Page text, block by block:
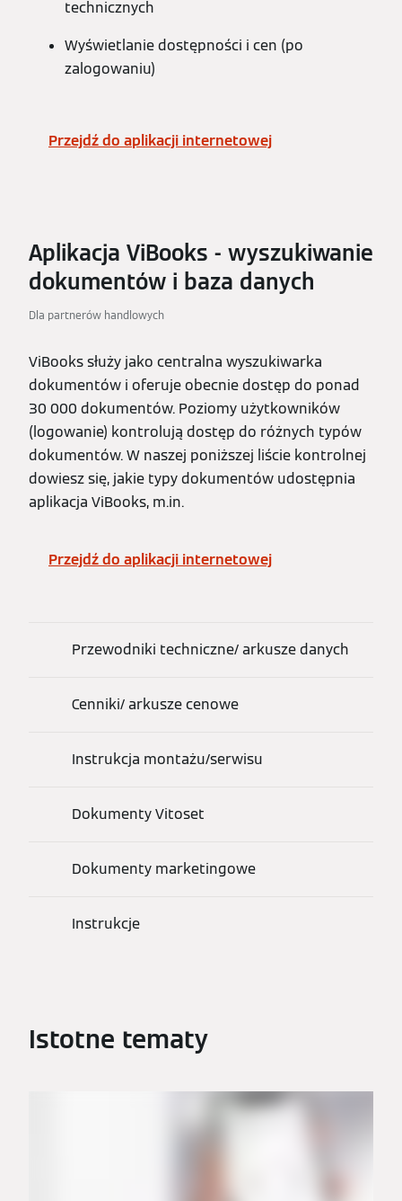
technicznych
Wyświetlanie dostępności i cen (po
zalogowaniu)
Przejdź do aplikacji internetowej
Aplikacja ViBooks - wyszukiwanie
dokumentów i baza danych
Dla partnerów handlowych
ViBooks służy jako centralna wyszukiwarka
dokumentów i oferuje obecnie dostęp do ponad
30 000 dokumentów. Poziomy użytkowników
(logowanie) kontrolują dostęp do różnych typów
dokumentów. W naszej poniższej liście kontrolnej
dowiesz się, jakie typy dokumentów udostępnia
aplikacja ViBooks, m.in.
Przejdź do aplikacji internetowej
Przewodniki techniczne/ arkusze danych
Cenniki/ arkusze cenowe
Instrukcja montażu/serwisu
Dokumenty Vitoset
Dokumenty marketingowe
Instrukcje
Istotne tematy